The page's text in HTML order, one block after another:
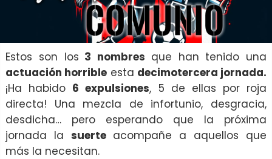
Estos son los 3 nombres que han tenido una
actuación horrible esta decimotercera jornada.
¡Ha habido 6 expulsiones, 5 de ellas por roja
directa! Una mezcla de infortunio, desgracia,
desdicha… pero esperando que la próxima
jornada la suerte acompañe a aquellos que
más la necesitan.